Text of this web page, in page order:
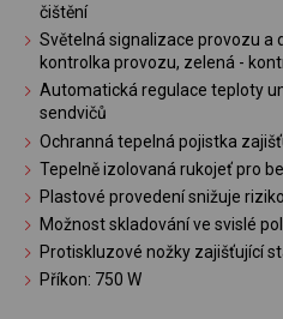
čištění
Světelná signalizace provozu a
kontrolka provozu, zelená -
Automatická regulace teploty
sendvičů
Ochranná tepelná pojistka
Tepelně izolovaná rukojeť pro
Plastové provedení snižuje
Možnost skladování ve svislé
Protiskluzové nožky zajišťující
Příkon: 750 W